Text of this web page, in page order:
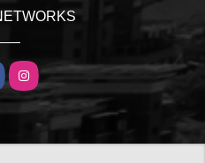
Instagram